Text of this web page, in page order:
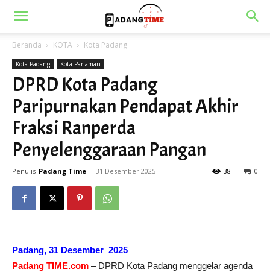
Beranda KOTA Kota Padang
Kota Padang Kota Pariaman
DPRD Kota Padang
Paripurnakan Pendapat Akhir
Fraksi Ranperda
Penyelenggaraan Pangan
Penulis Padang Time - 31 Desember 2025 0
38
Padang, 31 Desember 2025
Padang TIME.com – DPRD Kota Padang menggelar agenda